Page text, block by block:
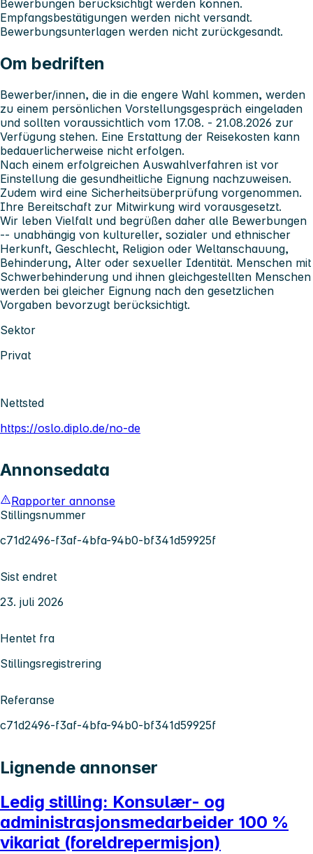
Bewerbungen berücksichtigt werden können.
Empfangsbestätigungen werden nicht versandt.
Bewerbungsunterlagen werden nicht zurückgesandt.
Om bedriften
Bewerber/innen, die in die engere Wahl kommen, werden
zu einem persönlichen Vorstellungsgespräch eingeladen
und sollten voraussichtlich vom 17.08. - 21.08.2026 zur
Verfügung stehen. Eine Erstattung der Reisekosten kann
bedauerlicherweise nicht erfolgen.
Nach einem erfolgreichen Auswahlverfahren ist vor
Einstellung die gesundheitliche Eignung nachzuweisen.
Zudem wird eine Sicherheitsüberprüfung vorgenommen.
Ihre Bereitschaft zur Mitwirkung wird vorausgesetzt.
Wir leben Vielfalt und begrüßen daher alle Bewerbungen
-- unabhängig von kultureller, sozialer und ethnischer
Herkunft, Geschlecht, Religion oder Weltanschauung,
Behinderung, Alter oder sexueller Identität. Menschen mit
Schwerbehinderung und ihnen gleichgestellten Menschen
werden bei gleicher Eignung nach den gesetzlichen
Vorgaben bevorzugt berücksichtigt.
Sektor
Privat
Nettsted
https://oslo.diplo.de/no-de
Annonsedata
Rapporter annonse
Stillingsnummer
c71d2496-f3af-4bfa-94b0-bf341d59925f
Sist endret
23. juli 2026
Hentet fra
Stillingsregistrering
Referanse
c71d2496-f3af-4bfa-94b0-bf341d59925f
Lignende annonser
Ledig stilling: Konsulær- og
administrasjonsmedarbeider 100 %
vikariat (foreldrepermisjon)